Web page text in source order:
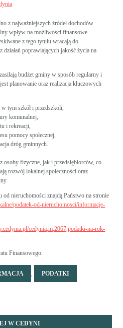
z najważniejszych źródeł dochodów
wpływ na możliwości finansowe
z tego tytułu wracają do
poprawiających jakość życia na
budżet gminy w sposób regularny i
planowanie oraz realizacja kluczowych
tym szkół i przedszkoli,
komunalnej,
i rekreacji,
pomocy społecznej,
dróg gminnych.
osoby fizyczne, jak i przedsiębiorców, co
rozwój lokalnej społeczności oraz
nieruchomości znajdą Państwo na stronie
podatek-od-nieruchomosci/informacje-
cedynia,m,2067,podatki-na-rok-
Finansowego.
, PODATKI
W CEDYNI